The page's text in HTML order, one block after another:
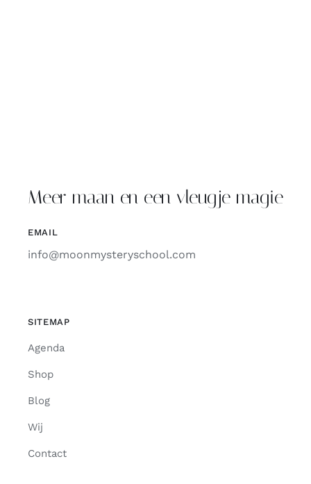
Meer maan en een vleugje magie
EMAIL
info@moonmysteryschool.com
SITEMAP
Agenda
Shop
Blog
Wij
Contact